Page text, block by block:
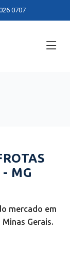
0707
- MG
mercado em
Gerais.